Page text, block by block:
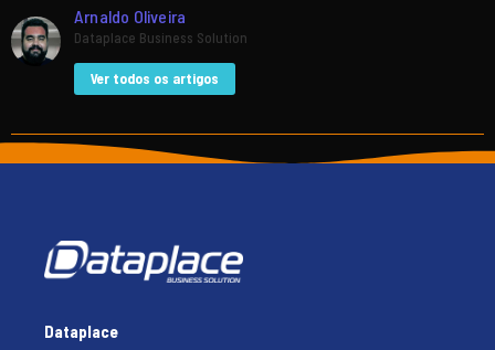
Arnaldo Oliveira
Dataplace Business Solution
Ver todos os artigos
Dataplace